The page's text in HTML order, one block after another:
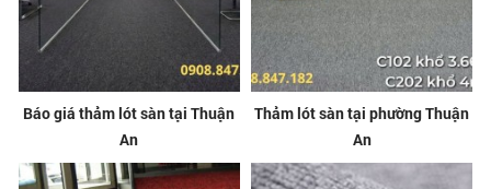
Báo giá thảm lót sàn tại Thuận
An
Thảm lót sàn tại phường Thuận
An